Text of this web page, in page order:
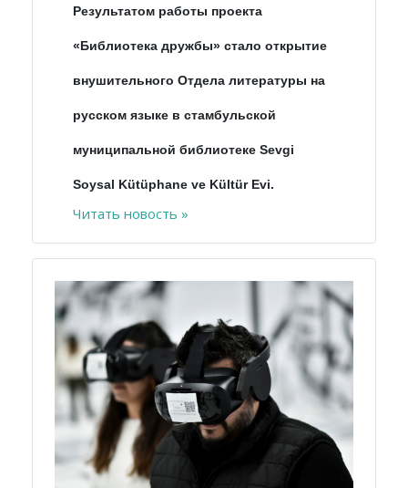
Результатом работы проекта
«Библиотека дружбы» стало открытие
внушительного Отдела литературы на
русском языке в стамбульской
муниципальной библиотеке Sevgi
Soysal Kütüphane ve Kültür Evi.
Читать новость »